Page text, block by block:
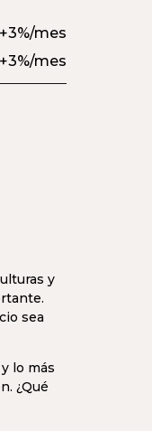
+3%/mes
+3%/mes
y
sea
lo más
¿Qué